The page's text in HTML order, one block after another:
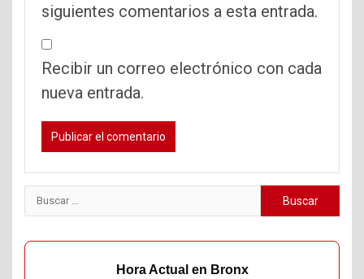
siguientes comentarios a esta entrada.
Recibir un correo electrónico con cada
nueva entrada.
Buscar:
Hora Actual en Bronx